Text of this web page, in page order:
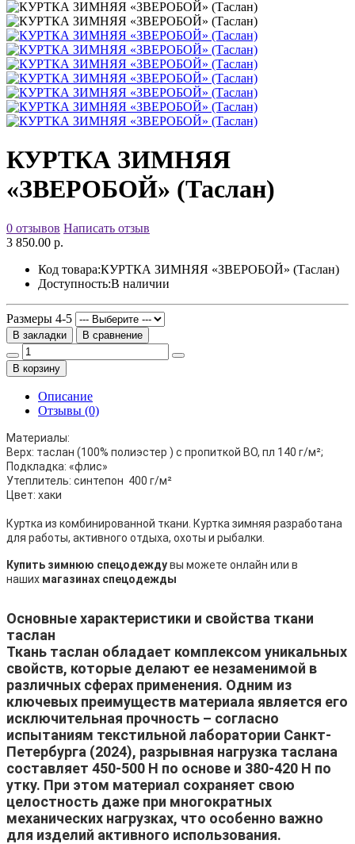
КУРТКА ЗИМНЯЯ
«ЗВЕРОБОЙ» (Таслан)
0 отзывов Написать отзыв
3 850.00 р.
Код товара:КУРТКА ЗИМНЯЯ «ЗВЕРОБОЙ» (Таслан)
Доступность:В наличии
Размеры 4-5
В закладки В сравнение
В корзину
Описание
Отзывы (0)
Материалы:
Верх: таслан (100% полиэстер ) с пропиткой ВО, пл 140 г/м²;
Подкладка: «флис»
Утеплитель: синтепон 400 г/м²
Цвет: хаки
Куртка из комбинированной ткани. Куртка зимняя разработана
для работы, активного отдыха, охоты и рыбалки.
Купить зимнюю спецодеждувы можете онлайн или в
наших магазинах спецодежды
Основные характеристики и свойства ткани
таслан
Ткань таслан обладает комплексом уникальных
свойств, которые делают ее незаменимой в
различных сферах применения. Одним из
ключевых преимуществ материала является его
исключительная прочность – согласно
испытаниям текстильной лаборатории Санкт-
Петербурга (2024), разрывная нагрузка таслана
составляет 450-500 Н по основе и 380-420 Н по
утку. При этом материал сохраняет свою
целостность даже при многократных
механических нагрузках, что особенно важно
для изделий активного использования.